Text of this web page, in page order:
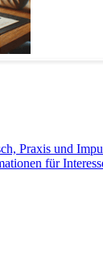
Praxis und
für